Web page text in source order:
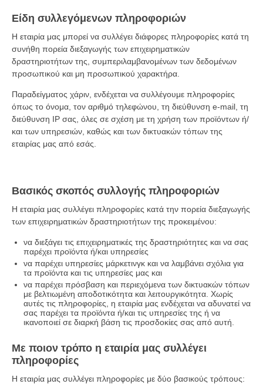
Είδη συλλεγόμενων πληροφοριών
Η εταιρία μας μπορεί να συλλέγει διάφορες πληροφορίες κατά τη
συνήθη πορεία διεξαγωγής των επιχειρηματικών
δραστηριοτήτων της, συμπεριλαμβανομένων των δεδομένων
προσωπικού και μη προσωπικού χαρακτήρα.
Παραδείγματος χάριν, ενδέχεται να συλλέγουμε πληροφορίες
όπως το όνομα, τον αριθμό τηλεφώνου, τη διεύθυνση e-mail, τη
διεύθυνση IP σας, όλες σε σχέση με τη χρήση των προϊόντων ή/
και των υπηρεσιών, καθώς και των δικτυακών τόπων της
εταιρίας μας από εσάς.
Βασικός σκοπός συλλογής πληροφοριών
Η εταιρία μας συλλέγει πληροφορίες κατά την πορεία διεξαγωγής
των επιχειρηματικών δραστηριοτήτων της προκειμένου:
να διεξάγει τις επιχειρηματικές της δραστηριότητες και να σας
παρέχει προϊόντα ή/και υπηρεσίες
να παρέχει υπηρεσίες μάρκετινγκ και να λαμβάνει σχόλια για
τα προϊόντα και τις υπηρεσίες μας και
να παρέχει πρόσβαση και περιεχόμενα των δικτυακών τόπων
με βελτιωμένη αποδοτικότητα και λειτουργικότητα. Χωρίς
αυτές τις πληροφορίες, η εταιρία μας ενδέχεται να αδυνατεί να
σας παρέχει τα προϊόντα ή/και τις υπηρεσίες της ή να
ικανοποιεί σε διαρκή βάση τις προσδοκίες σας από αυτή.
Με ποιον τρόπο η εταιρία μας συλλέγει
πληροφορίες
Η εταιρία μας συλλέγει πληροφορίες με δύο βασικούς τρόπους: